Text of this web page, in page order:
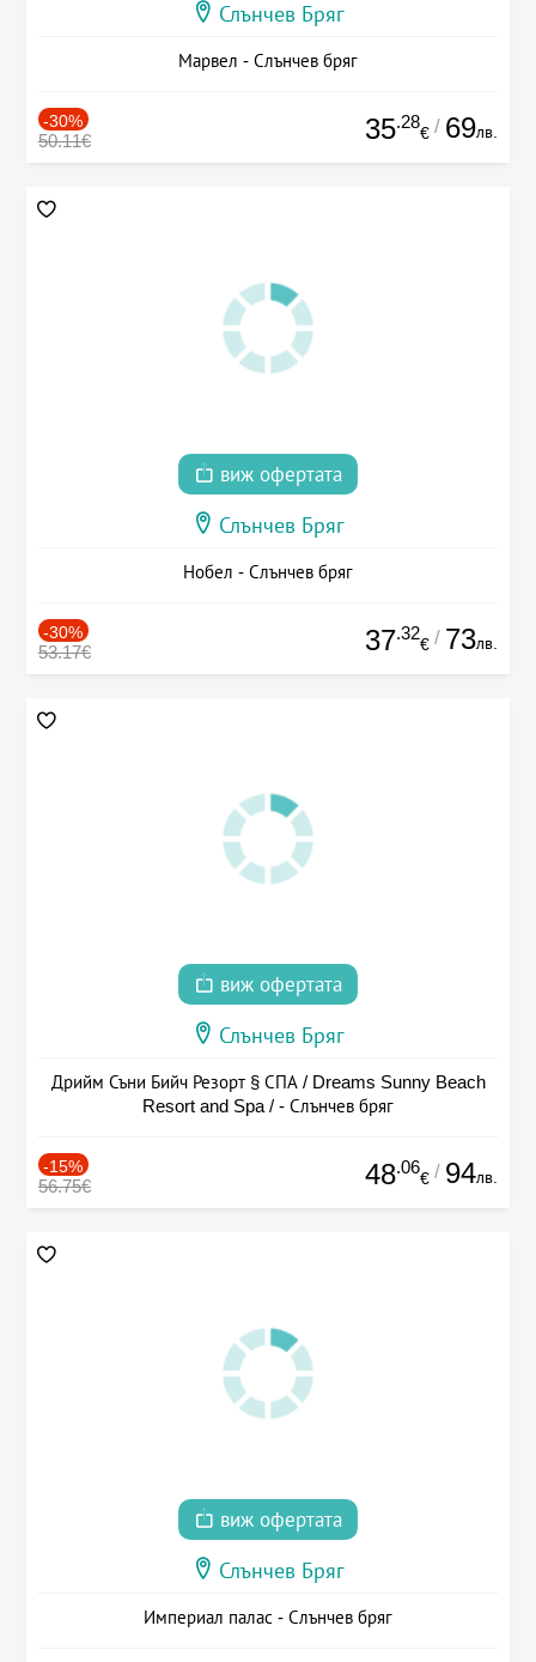
Слънчев Бряг
Марвел - Слънчев бряг
-30%
50.11€ 35.28
€ / 69лв.
виж офертата
Слънчев Бряг
Нобел - Слънчев бряг
-30%
53.17€ 37.32
€ / 73лв.
виж офертата
Слънчев Бряг
Дрийм Съни Бийч Резорт § СПА / Dreams Sunny Beach
Resort and Spa / - Слънчев бряг
-15%
56.75€ 48.06
€ / 94лв.
виж офертата
Слънчев Бряг
Империал палас - Слънчев бряг